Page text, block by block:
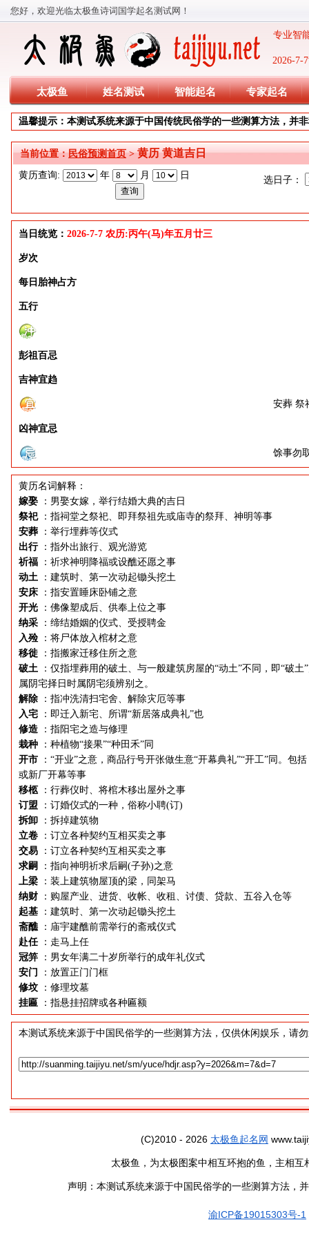
您好，欢迎光临太极鱼诗词国学起名测试网！
2026-7-
专业智
太极鱼 姓名测试 智能起名 专家起名
温馨提示：本测试系统来源于中国传统民俗学的一些测算方法，并
当前位置：民俗预测首页>黄历 黄道吉日
黄历查询: 年 月 日 选日子：
当日统览： 2026-7-7 农历:丙午(马)年五月廿三
岁次
每日胎神占方
五行
彭祖百忌
吉神宜趋
安葬 祭
凶神宜忌
馀事勿
黄历名词解释：
嫁娶
：男娶女嫁，举行结婚大典的吉日
祭祀 ：指祠堂之祭祀、即拜祭祖先或庙寺的祭拜、神明等事
安葬
：举行埋葬等仪式
出行 ：指外出旅行、观光游览
祈福
：祈求神明降福或设醮还愿之事
动土
：建筑时、第一次动起锄头挖土
安床
：指安置睡床卧铺之意
开光
：佛像塑成后、供奉上位之事
纳采
：缔结婚姻的仪式、受授聘金
入殓
：将尸体放入棺材之意
移徙
：指搬家迁移住所之意
破土
：仅指埋葬用的破土、与一般建筑房屋的“动土”不同，即“破
属阴宅择日时属阴宅须辨别之。
解除
：指冲洗清扫宅舍、解除灾厄等事
入宅
：即迁入新宅、所谓“新居落成典礼”也
修造
：指阳宅之造与修理
栽种
：种植物“接果”“种田禾”同
开市
：“开业”之意，商品行号开张做生意“开幕典礼”“开工”同。
或新厂开幕等事
移柩
：行葬仪时、将棺木移出屋外之事
订盟
：订婚仪式的一种，俗称小聘(订)
拆卸
：拆掉建筑物
立卷
：订立各种契约互相买卖之事
交易
：订立各种契约互相买卖之事
求嗣
：指向神明祈求后嗣(子孙)之意
上梁
：装上建筑物屋顶的梁，同架马
纳财
：购屋产业、进货、收帐、收租、讨债、贷款、五谷入仓等
起基
：建筑时、第一次动起锄头挖土
斋醮 ：庙宇建醮前需举行的斋戒仪式
赴任 ：走马上任
冠笄
：男女年满二十岁所举行的成年礼仪式
安门
：放置正门门框
修坟
：修理坟墓
挂匾
：指悬挂招牌或各种匾额
本测试系统来源于中国民俗学的一些测算方法，仅供休闲娱乐，请
(C)2010 - 2026 太极鱼起名网
太极鱼，为太极图案中相互环抱的鱼，主相
声明：本测试系统来源于中国民俗学的一些测算方法，
渝ICP备19015303号-1